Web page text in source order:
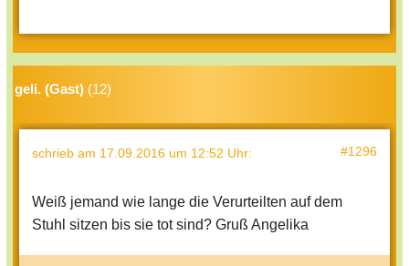
geli. (Gast) (12)
schrieb am 17.09.2016 um 12:52 Uhr: #1296
Weiß jemand wie lange die Verurteilten auf dem
Stuhl sitzen bis sie tot sind? Gruß Angelika